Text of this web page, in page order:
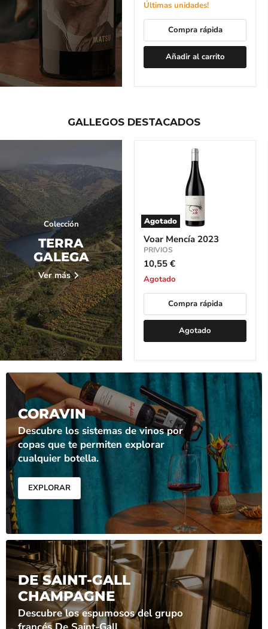
5Últimas unidades!
Compra rápida
Añadir al carrito
GALLEGOS DESTACADOS
Colección
TERRA
GALEGA
Ver más
Agotado
Mencía
2023
Voar Mencía 2023
PRIVIOS
10,55 €
Agotado
Compra rápida
Agotado
CORAVIN
Descubre los sistemas de vinos por
copas que te permiten explorar
cualquier botella.
EXPLORAR
DE SAINT-GALL
CHAMPAGNE
Descubre los espumosos del grupo